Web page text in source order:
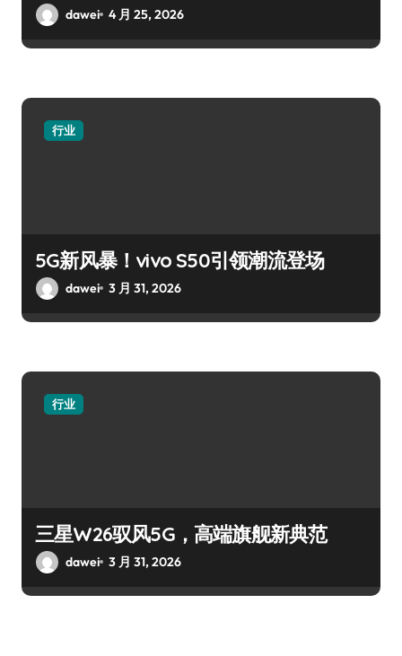
dawei 4 月 25, 2026
行业
5G新风暴！vivo S50引领潮流登场
dawei 3 月 31, 2026
行业
三星W26驭风5G，高端旗舰新典范
dawei 3 月 31, 2026